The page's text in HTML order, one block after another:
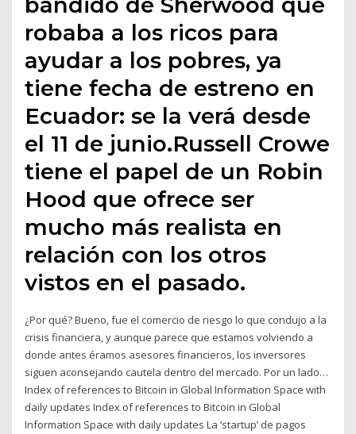
robaba a los ricos para
ayudar a los pobres, ya
tiene fecha de estreno en
Ecuador: se la verá desde
el 11 de junio.Russell Crowe
tiene el papel de un Robin
Hood que ofrece ser
mucho más realista en
relación con los otros
vistos en el pasado.
¿Por qué? Bueno, fue el comercio de riesgo lo que condujo a la
crisis financiera, y aunque parece que estamos volviendo a
donde antes éramos asesores financieros, los inversores
siguen aconsejando cautela dentro del mercado. Por un lado…
Index of references to Bitcoin in Global Information Space with
daily updates Index of references to Bitcoin in Global
Information Space with daily updates La ‘startup’ de pagos